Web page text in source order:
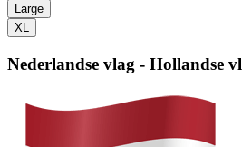
Large
XL
Nederlandse vlag - Hollandse